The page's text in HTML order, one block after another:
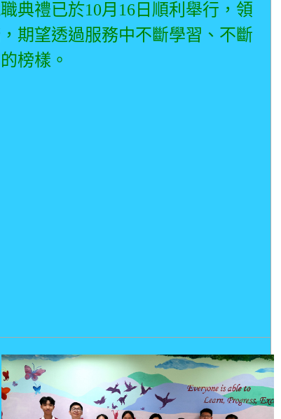
典禮已於10月 16 日順利舉行，領
期望透過服務中不斷學習、不斷
榜樣。